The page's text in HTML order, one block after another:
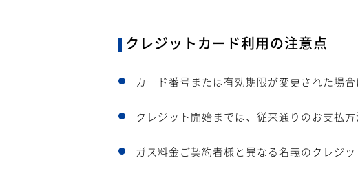
クレジットカード利用の注意点
カード番号または有効期限が変更された場
クレジット開始までは、従来通りのお支払
ガス料金ご契約者様と異なる名義のクレジ